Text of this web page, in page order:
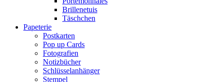
Brillenetuis
Täschchen
Papeterie
Postkarten
Pop up Cards
Fotografien
Notizbücher
Schlüsselanhänger
Stempel